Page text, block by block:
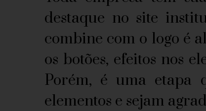
destaque no site
combine com o logo é
os botões, efeitos nos
Porém, é uma etapa
elementos e sejam